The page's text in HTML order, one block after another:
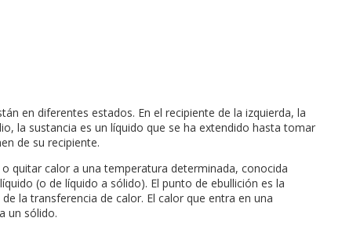
en diferentes estados. En el recipiente de la izquierda, la
la sustancia es un líquido que se ha extendido hasta tomar
de su recipiente.
quitar calor a una temperatura determinada, conocida
(o de líquido a sólido). El punto de ebullición es la
la transferencia de calor. El calor que entra en una
un sólido.